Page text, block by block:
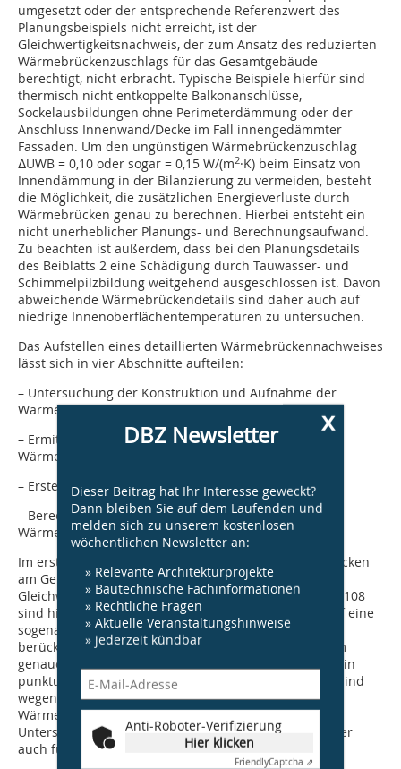
umgesetzt oder der entsprechende Referenzwert des
Planungsbeispiels nicht erreicht, ist der
Gleichwertigkeitsnachweis, der zum Ansatz des reduzierten
Wärmebrückenzuschlags für das Gesamtgebäude
berechtigt, nicht erbracht. Typische Beispiele hierfür sind
thermisch nicht entkoppelte Balkonanschlüsse,
Sockelausbildungen ohne Perimeterdämmung oder der
Anschluss Innenwand/Decke im Fall innengedämmter
Fassaden. Um den ungünstigen Wärmebrückenzuschlag
ΔUWB = 0,10 oder sogar = 0,15 W/(m2·K) beim Einsatz von
Innendämmung in der Bilanzierung zu vermeiden, besteht
die Möglichkeit, die zusätzlichen Energieverluste durch
Wärmebrücken genau zu berechnen. Hierbei entsteht ein
nicht unerheblicher Planungs- und Berechnungsaufwand.
Zu beachten ist außerdem, dass bei den Planungsdetails
des Beiblatts 2 eine Schädigung durch Tauwasser- und
Schimmelpilzbildung weitgehend ausgeschlossen ist. Davon
abweichende Wärmebrückendetails sind daher auch auf
niedrige Innenoberflächentemperaturen zu untersuchen.
Das Aufstellen eines detaillierten Wärmebrückennachweises
lässt sich in vier Abschnitte aufteilen:
– Untersuchung der Konstruktion und Aufnahme der
Wärmebrücken
– Ermitteln des längenbezogenen
Wärmedurchgangskoeffizienten
– Erstellung eines Längenaufmaßes
– Berechnung des gesamten zusätzlichen
Wärmedurchgangs
Im ersten Schritt werden die vorhandenen Wärmebrücken
am Gebäude ermittelt. Im Gegensatz zum
Gleichwertigkeitsnachweis gemäß Beiblatt 2 der DIN 4108
sind hier sämtliche Wärmebrücken zu betrachten. Auf eine
sogenannte Bagatellregelung, die nur bestimmte zu
berücksichtigende Wärmebrücken vorsieht, kann beim
genauen Nachweis nicht zurückgegriffen werden. Allein
punktuelle und/oder 3-dimensionale Wärmebrücken sind
wegen der begrenzten Flächenwirkung im
Wärmeschutznachweis vernachlässigbar. Eine
Untersuchung hinsichtlich Tauwasserfreiheit kann aber
auch für diese Details ggfs. notwendig sein.
x
DBZ Newsletter
Dieser Beitrag hat Ihr Interesse geweckt?
Dann bleiben Sie auf dem Laufenden und
melden sich zu unserem kostenlosen
wöchentlichen Newsletter an:
» Relevante Architekturprojekte
» Bautechnische Fachinformationen
» Rechtliche Fragen
» Aktuelle Veranstaltungshinweise
» jederzeit kündbar
Anti-Roboter-Verifizierung
Hier klicken
FriendlyCaptcha ⇗